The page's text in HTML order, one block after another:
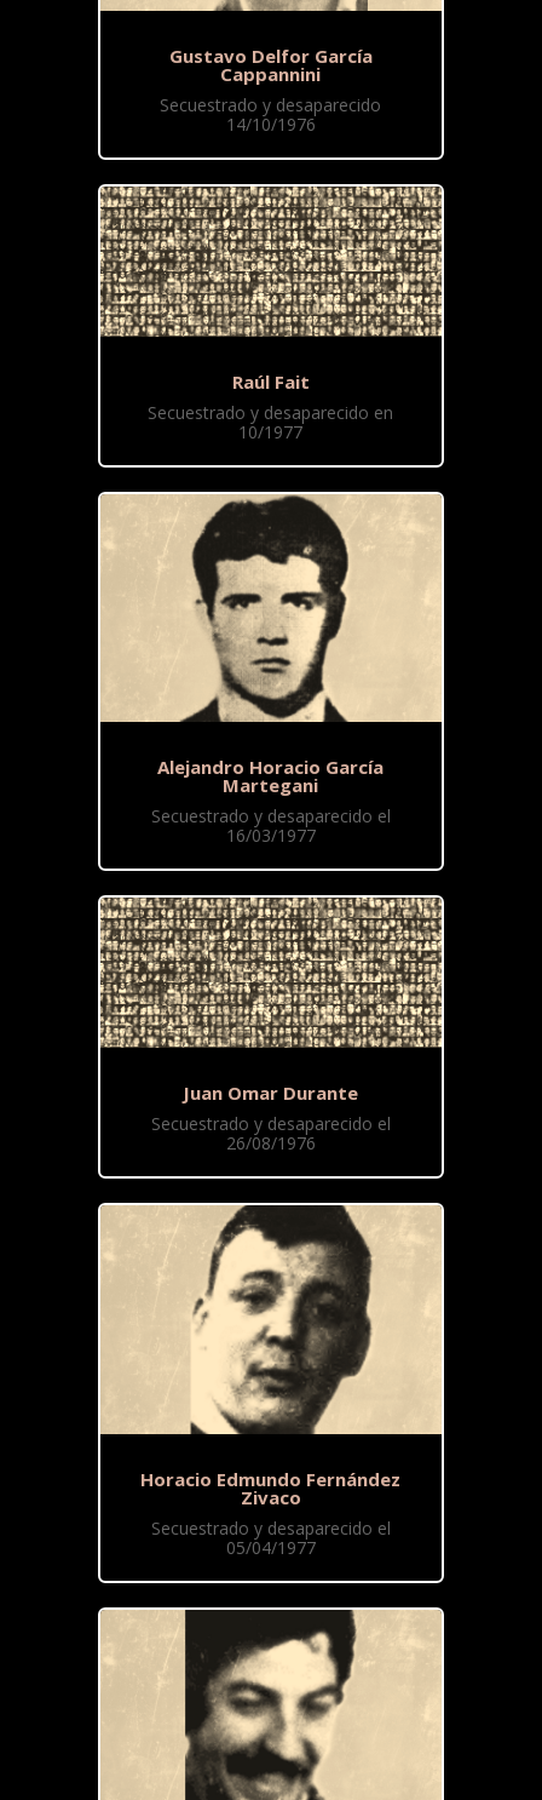
Gustavo Delfor García
Cappannini
Secuestrado y desaparecido
14/10/1976
Raúl Fait
Secuestrado y desaparecido en
10/1977
Alejandro Horacio García
Martegani
Secuestrado y desaparecido el
16/03/1977
Juan Omar Durante
Secuestrado y desaparecido el
26/08/1976
Horacio Edmundo Fernández
Zivaco
Secuestrado y desaparecido el
05/04/1977